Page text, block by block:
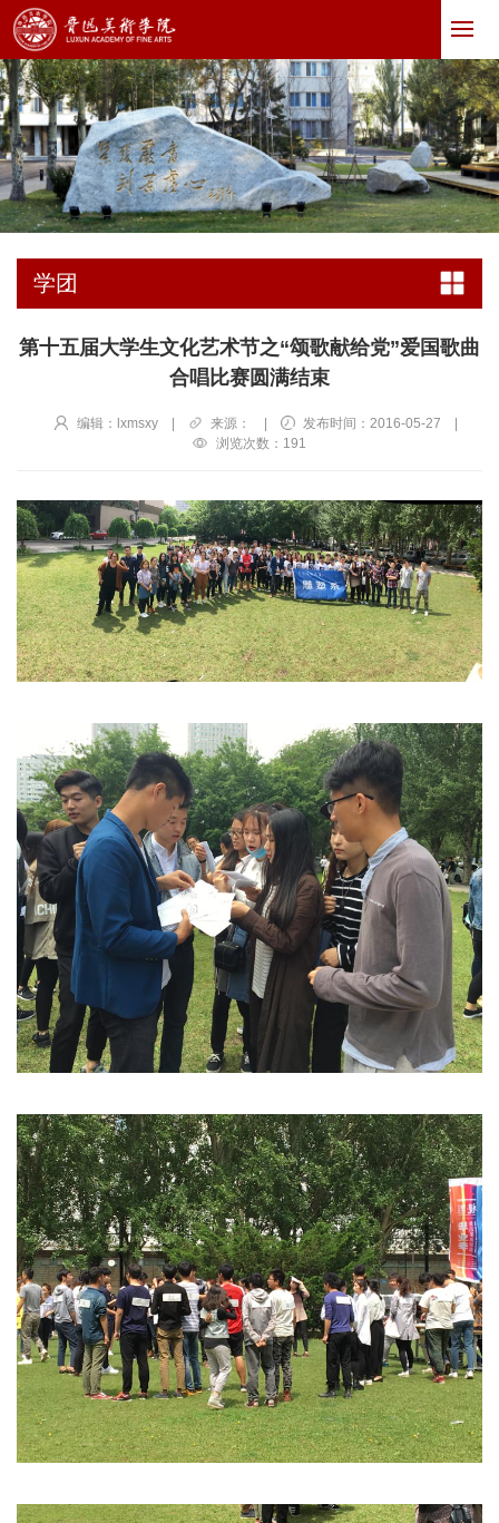
学团
第十五届大学生文化艺术节之“颂歌献给党”爱国歌曲
合唱比赛圆满结束
编辑：lxmsxy | 来源： | 发布时间：2016-05-27
|
浏览次数： 191